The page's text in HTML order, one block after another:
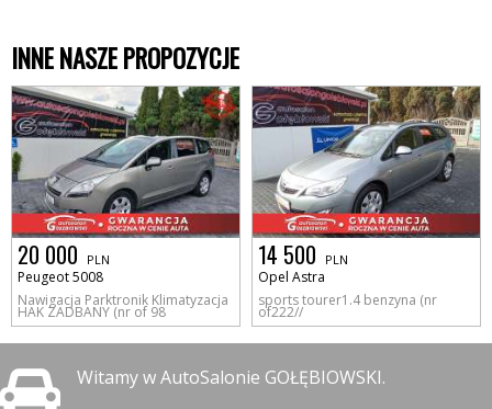
INNE NASZE PROPOZYCJE
20 000 PLN
Peugeot 5008
Nawigacja Parktronik Klimatyzacja
HAK ZADBANY (nr of 98
14 500 PLN
Opel Astra
sports tourer1.4 benzyna (nr
of222//
Witamy w AutoSalonie GOŁĘBIOWSKI.